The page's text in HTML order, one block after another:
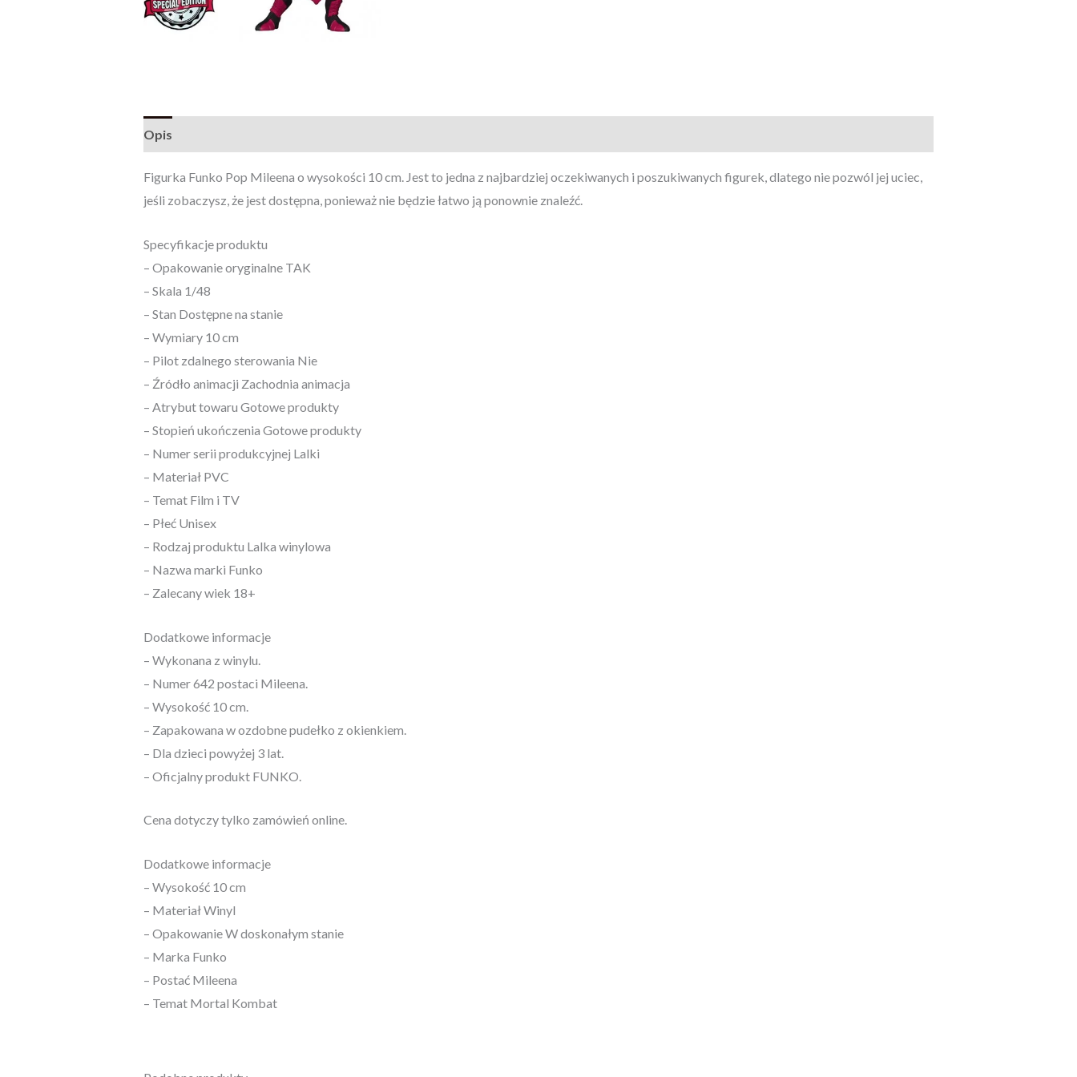
Opis
Figurka Funko Pop Mileena o wysokości 10 cm. Jest to jedna z najbardziej oczekiwanych i poszukiwanych figurek, dlatego nie pozwól jej uciec,
jeśli zobaczysz, że jest dostępna, ponieważ nie będzie łatwo ją ponownie znaleźć.
Specyfikacje produktu
– Opakowanie oryginalne TAK
– Skala 1/48
– Stan Dostępne na stanie
– Wymiary 10 cm
– Pilot zdalnego sterowania Nie
– Źródło animacji Zachodnia animacja
– Atrybut towaru Gotowe produkty
– Stopień ukończenia Gotowe produkty
– Numer serii produkcyjnej Lalki
– Materiał PVC
– Temat Film i TV
– Płeć Unisex
– Rodzaj produktu Lalka winylowa
– Nazwa marki Funko
– Zalecany wiek 18+
Dodatkowe informacje
– Wykonana z winylu.
– Numer 642 postaci Mileena.
– Wysokość 10 cm.
– Zapakowana w ozdobne pudełko z okienkiem.
– Dla dzieci powyżej 3 lat.
– Oficjalny produkt FUNKO.
Cena dotyczy tylko zamówień online.
Dodatkowe informacje
– Wysokość 10 cm
– Materiał Winyl
– Opakowanie W doskonałym stanie
– Marka Funko
– Postać Mileena
– Temat Mortal Kombat